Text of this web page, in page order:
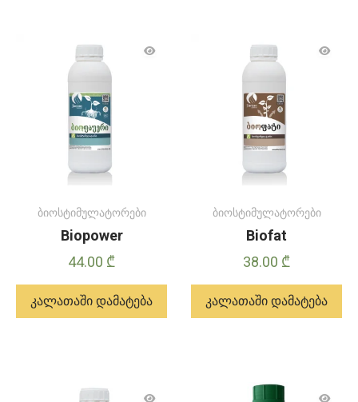
ბიოსტიმულატორები
Biopower
44.00 ₾
კალათაში დამატება
ბიოსტიმულატორები
Biofat
38.00 ₾
კალათაში დამატება